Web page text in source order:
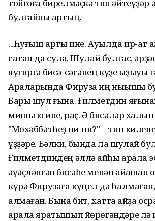
тойғоға бирелмəҫкə тип əйтеүҙəр
булғайны ҡартың.
...Һуғыш арты ине. Ауылда ир-ат
сатан да сулаҡ. Шулай булғас,
яугиргə бисə-сəсəнең күҙе ҡыҙыуы
Араларында Фируза иң ныҡышы
Бары шул ғына. Ғилметдин
мишыҡ юҡ ине, раҫ. Ə бисəлəр
"Мɵхəббəтһеҙ ни-ни?" – тип
үҙҙəре. Бəлки, бында ла шулай
Ғилметдиндең əллə ҡайһы арала
əүəҫлəнгəн бисəһе менəн айҡашҡан
күрə Фирузаға күңел дə
алмаған. Бына бит, хатта ҡайҙа
арала яратышып йɵрɵгəндəре лə